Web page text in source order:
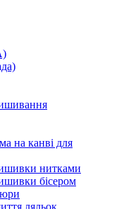
на канві для
нитками
бісером
ляльок